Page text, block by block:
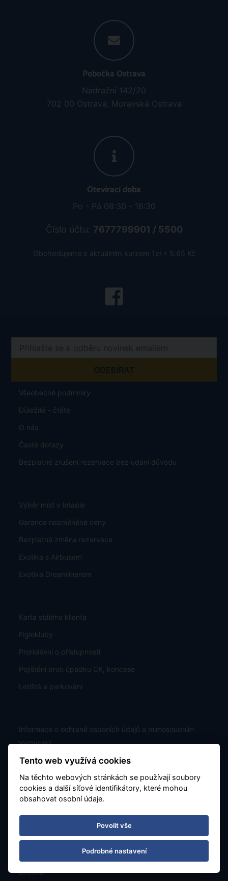
Pobočka Ostrava
Nádražní 142/20
702 00 Ostrava, Moravská Ostrava
Otevírací doba
Po - Pá 08:30 - 16:30
Číslo účtu: 7677799901 / 5500
Obchodujeme s aktuálním kurzem 1zł = 5.65 Kč
Všeobecné podmínky
Důležité - čtěte
O nás
Časté dotazy
Bezplatné zrušení rezervace bez udání důvodu
Výběr míst v letadle
Garance nezměněné ceny
Bezplatná změna rezervace
Exotika s Airbusem
Exotika Dreamlinerem
Karta stálého klienta
Figlokluby
Prohlášení o přístupnosti
Pojištění proti úpadku CK, koncese
Letiště a parkování
Informace o ochraně osobních údajů a mimosoudním
vyrovnání
TU Europa - pojistné plnění
Jak zaplatit
Nabídka
Exotika
Tento web využívá cookies
Na těchto webových stránkách se používají soubory
cookies a další síťové identifikátory, které mohou
obsahovat osobní údaje.
Povolit vše
Podrobné nastavení